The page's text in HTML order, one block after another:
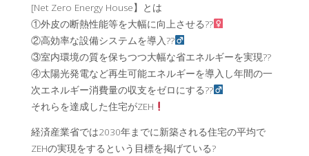
[Net Zero Energy House】とは
①外皮の断熱性能等を大幅に向上させる??‍
②高効率な設備システムを導入??‍
③室内環境の質を保ちつつ大幅な省エネルギーを実現??
④太陽光発電など再生可能エネルギーを導入し年間の一
次エネルギー消費量の収支をゼロにする??‍
それらを達成した住宅がZEH
経済産業省では2030年までに新築される住宅の平均で
ZEHの実現をするという目標を掲げている?